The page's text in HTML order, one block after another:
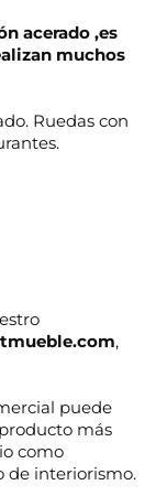
acerado ,es
muchos
Ruedas con
,
puede
más
como
de interiorismo.